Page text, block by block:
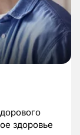
здоровье